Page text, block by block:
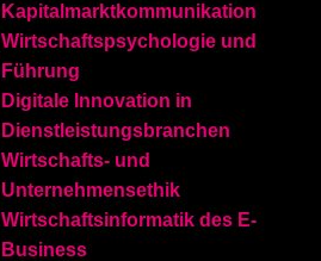
Kapitalmarktkommunikation
Wirtschaftspsychologie und
Führung
Digitale Innovation in
Dienstleistungsbranchen
Wirtschafts- und
Unternehmensethik
Wirtschaftsinformatik des E-
Business